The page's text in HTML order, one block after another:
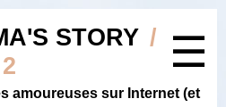
STORY /
☰
amoureuses sur Internet (et